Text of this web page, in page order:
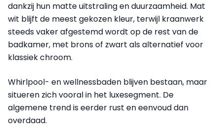
dankzij hun matte uitstraling en duurzaamheid. Mat
wit blijft de meest gekozen kleur, terwijl kraanwerk
steeds vaker afgestemd wordt op de rest van de
badkamer, met brons of zwart als alternatief voor
klassiek chroom.
Whirlpool- en wellnessbaden blijven bestaan, maar
situeren zich vooral in het luxesegment. De
algemene trend is eerder rust en eenvoud dan
overdaad.